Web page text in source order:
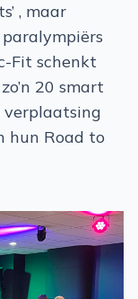
, maar
Fit schenkt
20 smart
verplaatsing
hun Road to